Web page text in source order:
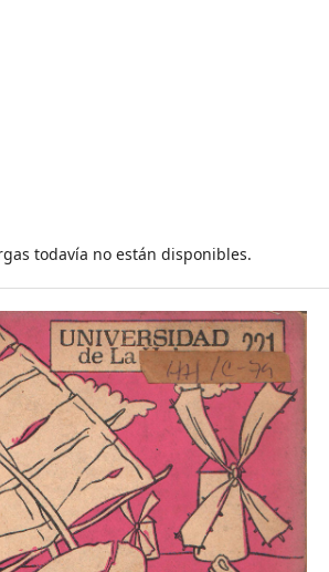
todavía no están disponibles.